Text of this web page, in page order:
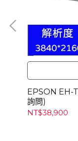
EPSON EH-
詢問)
NT$38,900